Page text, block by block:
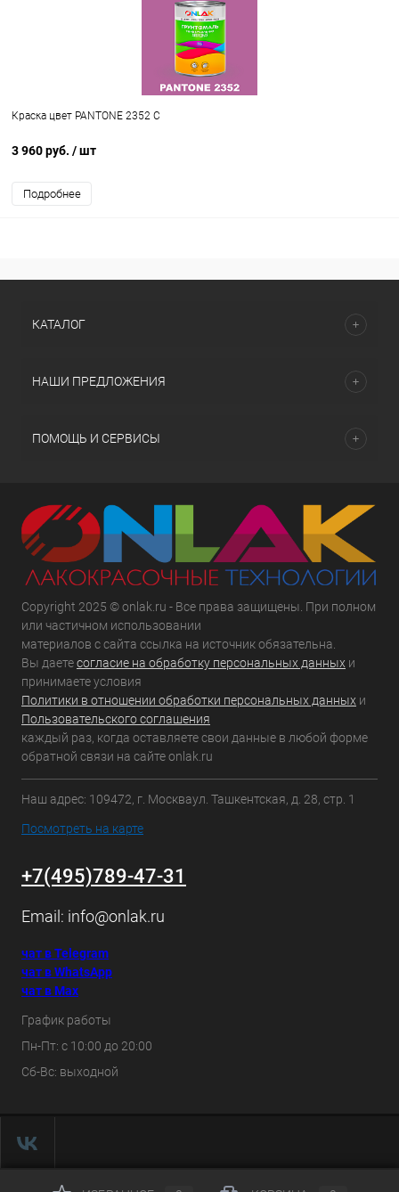
Краска цвет PANTONE 2352 C
3 960 руб. / шт
Подробнее
КАТАЛОГ
НАШИ ПРЕДЛОЖЕНИЯ
ПОМОЩЬ И СЕРВИСЫ
Copyright 2025 © onlak.ru - Все права защищены. При полном
или частичном использовании
материалов с сайта ссылка на источник обязательна.
Вы даетесогласие на обработку персональных данных и
принимаете условия
Политики в отношении обработки персональных данных и
Пользовательского соглашения
каждый раз, когда оставляете свои данные в любой форме
обратной связи на сайте onlak.ru
Наш адрес: 109472, г. Москваул. Ташкентская, д. 28, стр. 1
Посмотреть на карте
+7(495)789-47-31
Email: info@onlak.ru
чат в Telegram
чат в WhatsApp
чат в Max
График работы
Пн-Пт: с 10:00 до 20:00
Сб-Вс: выходной